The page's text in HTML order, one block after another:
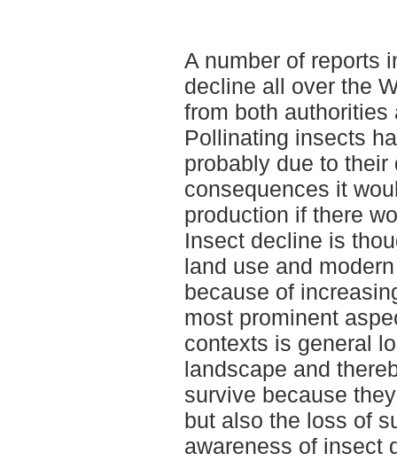
A number of reports
decline all over the
from both
Pollinating insects
probably due to
consequences it
production if there
Insect decline is
land use and
because of
most prominent
contexts is general
landscape and
survive because
but also the loss of
awareness of insect